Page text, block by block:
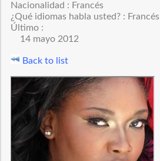
Nacionalidad : Francés
¿Qué idiomas habla usted? : Francés
Último :
14 mayo 2012
Back to list